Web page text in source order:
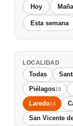
Hoy
Esta semana
LOCALIDAD
Todas
Piélagos19
Laredo14
San Vicente